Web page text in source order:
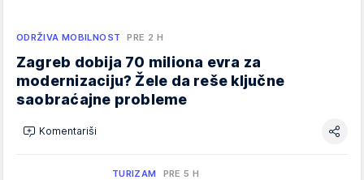
ODRŽIVA MOBILNOST PRE 2 H
Zagreb dobija 70 miliona evra za
modernizaciju? Žele da reše ključne
saobraćajne probleme
Komentariši
TURIZAM PRE 5 H